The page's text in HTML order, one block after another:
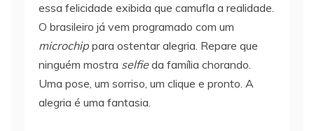
essa felicidade exibida que camufla a realidade.
O brasileiro já vem programado com um
microchip para ostentar alegria. Repare que
ninguém mostra selfieda família chorando.
Uma pose, um sorriso, um clique e pronto. A
alegria é uma fantasia.